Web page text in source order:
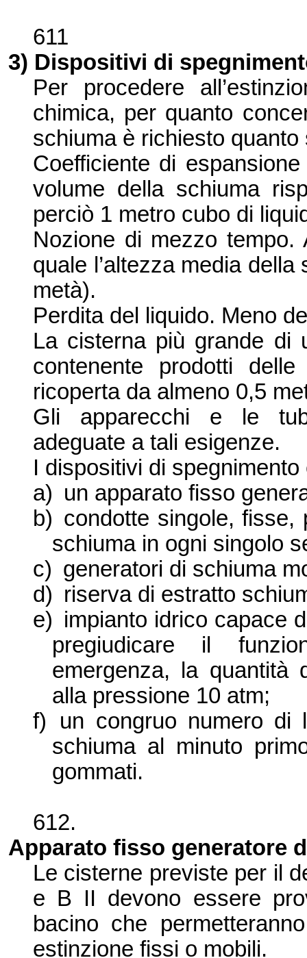
611
3) Dispositivi di
Per procedere all’
chimica, per quanto
schiuma è richiesto quanto
Coefficiente di
volume della schiuma
perciò 1 metro cubo di
Nozione di mezzo tempo.
quale l’altezza media della
metà).
Perdita del liquido. Meno
La cisterna più grande di
contenente prodotti
ricoperta da almeno 0,5
Gli apparecchi e le
adeguate a tali esigenze.
I dispositivi di
a) un apparato fisso
b) condotte singole, fisse,
schiuma in ogni singolo
c) generatori di schiuma
d) riserva di estratto
e) impianto idrico capace
pregiudicare il
emergenza, la quantità
alla pressione 10 atm;
f)
un congruo numero
schiuma al minuto
gommati.
612.
Apparato fisso generatore
Le cisterne previste per il
e B II devono essere
bacino che
estinzione fissi o mobili.